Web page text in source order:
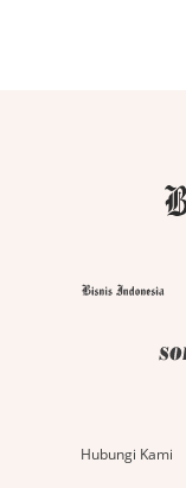
Hubungi Kami